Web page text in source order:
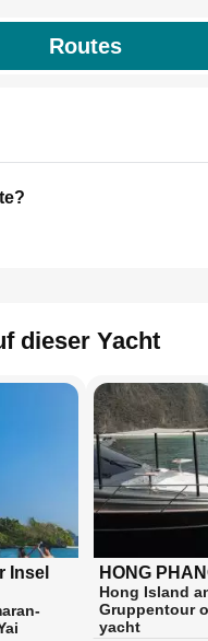
Routes
dieser Yacht
Insel
HONG
Hong Island
Gruppentour
yacht